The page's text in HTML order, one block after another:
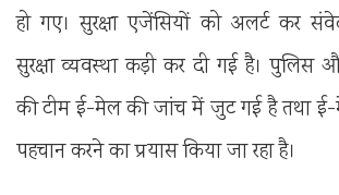
हो गए। सुरक्षा एजेंसियों को अलर्ट कर
सुरक्षा व्यवस्था कड़ी कर दी गई है। पुलिस
की टीम ई-मेल की जांच में जुट गई है तथा
पहचान करने का प्रयास किया जा रहा है।